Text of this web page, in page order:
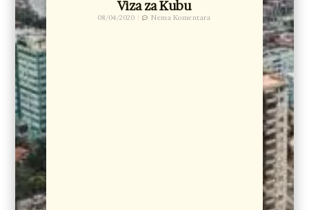
Viza za Kubu
08/04/2020 Nema Komentara